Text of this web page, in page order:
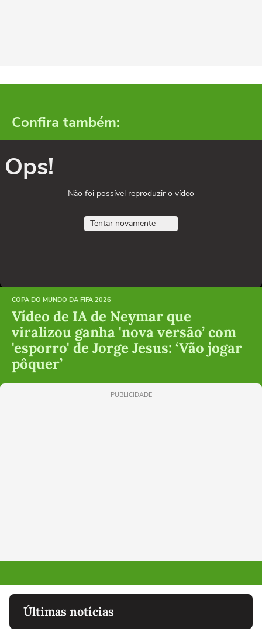
Confira também:
Ops!
Não foi possível reproduzir o vídeo
Tentar novamente
COPA DO MUNDO DA FIFA 2026
Vídeo de IA de Neymar que
viralizou ganha 'nova versão’ com
'esporro' de Jorge Jesus: ‘Vão jogar
pôquer’
PUBLICIDADE
Últimas notícias